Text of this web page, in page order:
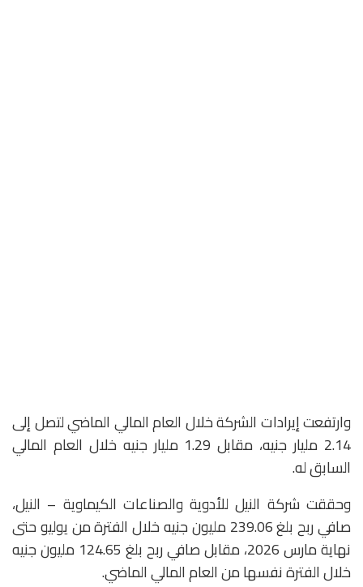
وارتفعت إيرادات الشركة خلال العام المالي الماضي لتصل إلى
2.14 مليار جنيه، مقابل 1.29 مليار جنيه خلال العام المالي
السابق له.
وحققت شركة النيل للأدوية والصناعات الكيماوية – النيل،
صافي ربح بلغ 239.06 مليون جنيه خلال الفترة من يوليو حتى
نهاية مارس 2026، مقابل صافي ربح بلغ 124.65 مليون جنيه
خلال الفترة نفسها من العام المالي الماضي.